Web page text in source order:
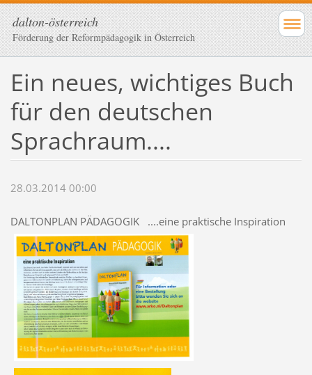
dalton-österreich
Förderung der Reformpädagogik in Österreich
Ein neues, wichtiges Buch
für den deutschen
Sprachraum....
28.03.2014 00:00
DALTONPLAN PÄDAGOGIK ....eine praktische Inspiration